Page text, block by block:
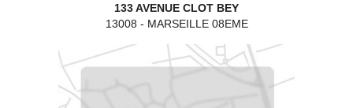
133 AVENUE CLOT BEY
13008 - MARSEILLE 08EME